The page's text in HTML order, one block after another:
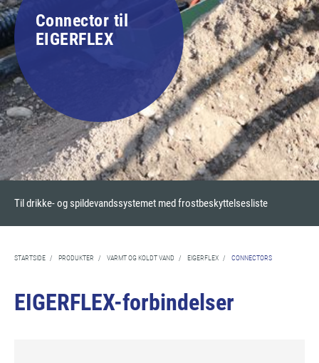
Connector til
EIGERFLEX
Til drikke- og spildevandssystemet med frostbeskyttelsesliste
STARTSIDE / PRODUKTER / VARMT OG KOLDT VAND / EIGERFLEX / CONNECTORS
EIGERFLEX-forbindelser